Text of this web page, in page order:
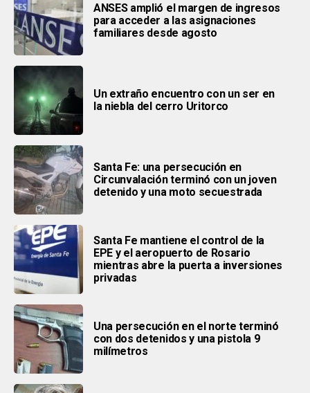
ANSES amplió el margen de ingresos
para acceder a las asignaciones
familiares desde agosto
Un extraño encuentro con un ser en
la niebla del cerro Uritorco
Santa Fe: una persecución en
Circunvalación terminó con un joven
detenido y una moto secuestrada
Santa Fe mantiene el control de la
EPE y el aeropuerto de Rosario
mientras abre la puerta a inversiones
privadas
Una persecución en el norte terminó
con dos detenidos y una pistola 9
milímetros